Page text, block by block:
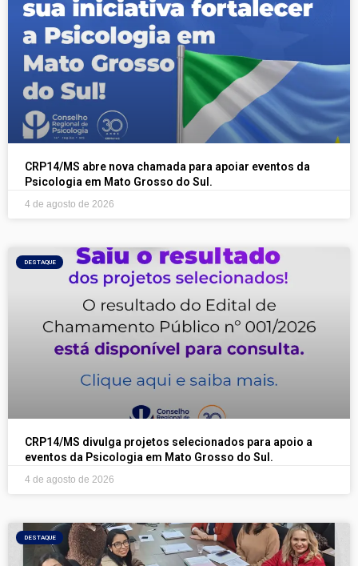
CRP14/MS abre nova chamada para apoiar eventos da
Psicologia em Mato Grosso do Sul.
4 de agosto de 2026
DESTAQUE
CRP14/MS divulga projetos selecionados para apoio a
eventos da Psicologia em Mato Grosso do Sul.
4 de agosto de 2026
DESTAQUE